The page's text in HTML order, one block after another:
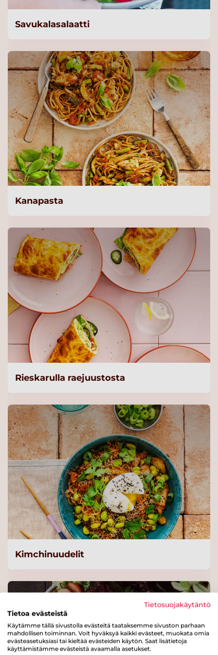
Savukalasalaatti
Kanapasta
Rieskarulla raejuustosta
Kimchinuudelit
Tietosuojakäytäntö
Tietoa evästeistä
Käytämme tällä sivustolla evästeitä taataksemme sivuston parhaan
mahdollisen toiminnan. Voit hyväksyä kaikki evästeet, muokata omia
evästeasetuksiasi tai kieltää evästeiden käytön. Saat lisätietoja
käyttämistämme evästeistä avaamalla asetukset.